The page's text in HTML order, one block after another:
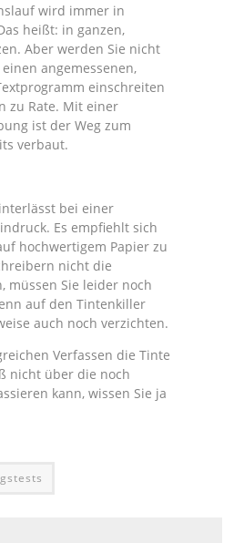
wird immer in
heißt: in ganzen,
Aber werden Sie nicht
angemessenen,
einschreiten
zu Rate. Mit einer
ist der Weg zum
verbaut.
bei einer
Es empfiehlt sich
hochwertigem Papier zu
nicht die
müssen Sie leider noch
auf den Tintenkiller
auch noch verzichten.
Verfassen die Tinte
nicht über die noch
kann, wissen Sie ja